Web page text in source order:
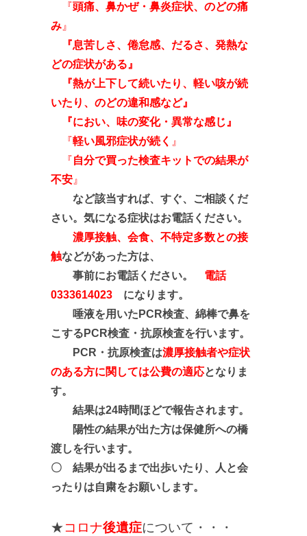
『頭痛、鼻かぜ・鼻炎症状、のどの痛
み 』
『息苦しさ、倦怠感、だるさ、発熱な
どの症状がある』
『熱が上下して続いたり、軽い咳が続
いたり、のどの違和感など』
『におい、味の変化・異常な感じ』
『軽い風邪症状が続く 』
『自分で買った検査キットでの結果が
不安 』
など該当すれば、すぐ、ご相談くだ
さい。気になる症状はお電話ください。
濃厚接触、会食、不特定多数との接
触などがあった方は、
事前にお電話ください。 電話
0333614023 になります。
唾液を用いたPCR検査、綿棒で鼻を
こするPCR検査・抗原検査を行います。
PCR・抗原検査は濃厚接触者や症状
のある方に関しては公費の適応となりま
す。
結果は24時間ほどで報告されます。
陽性の結果が出た方は保健所への橋
渡しを行います。
〇 結果が出るまで出歩いたり、人と会
ったりは自粛をお願いします。
★コロナ後遺症について・・・